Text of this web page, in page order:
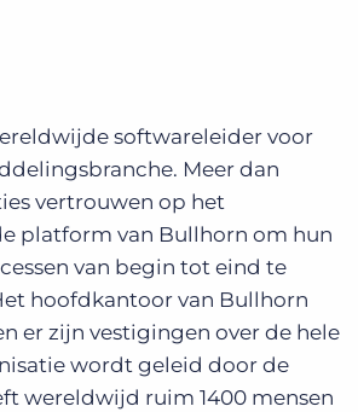
softwareleider voor
Meer dan
vertrouwen op het
platform van Bullhorn om hun
van begin tot eind te
hoofdkantoor van Bullhorn
er zijn vestigingen over de hele
wordt geleid door de
wereldwijd ruim 1400 mensen